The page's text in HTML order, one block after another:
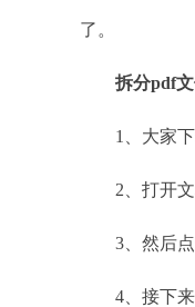
了。
拆分pdf
1、大家下载
2、打开文
3、然后点
4、接下来